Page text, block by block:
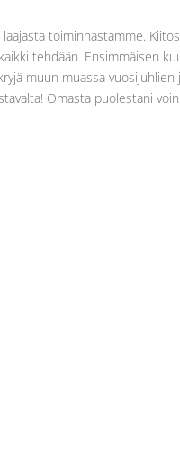
toiminnastamme.
tehdään. Ensimmäisen
muun muassa vuosijuhlien
Omasta puolestani